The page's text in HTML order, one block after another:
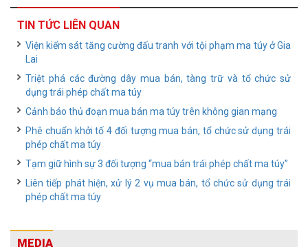
TIN TỨC LIÊN QUAN
Viện kiểm sát tăng cường đấu tranh với tội phạm ma túy ở Gia
Lai
Triệt phá các đường dây mua bán, tàng trữ và tổ chức sử
dụng trái phép chất ma túy
Cảnh báo thủ đoạn mua bán ma túy trên không gian mạng
Phê chuẩn khởi tố 4 đối tượng mua bán, tổ chức sử dụng trái
phép chất ma túy
Tạm giữ hình sự 3 đối tượng “mua bán trái phép chất ma túy”
Liên tiếp phát hiện, xử lý 2 vụ mua bán, tổ chức sử dụng trái
phép chất ma túy
MEDIA